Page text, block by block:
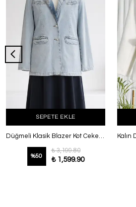
SEPETE EKLE
Düğmeli Klasik Blazer Kot Ceket Kar Yıkama
%50
₺ 3,199.80
₺ 1,599.90